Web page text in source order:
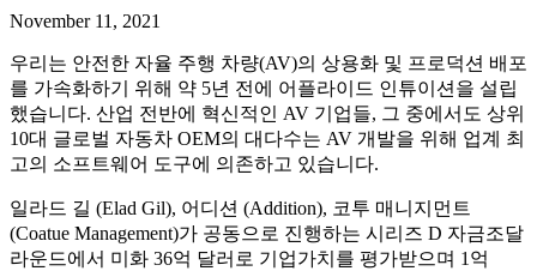
November 11, 2021
우리는 안전한 자율 주행 차량(AV)의 상용화 및 프로덕션 배포
를 가속화하기 위해 약 5년 전에 어플라이드 인튜이션을 설립
했습니다. 산업 전반에 혁신적인 AV 기업들, 그 중에서도 상위
10대 글로벌 자동차 OEM의 대다수는 AV 개발을 위해 업계 최
고의 소프트웨어 도구에 의존하고 있습니다.
일라드 길 (Elad Gil), 어디션 (Addition), 코투 매니지먼트
(Coatue Management)가 공동으로 진행하는 시리즈 D 자금조달
라운드에서 미화 36억 달러로 기업가치를 평가받으며 1억